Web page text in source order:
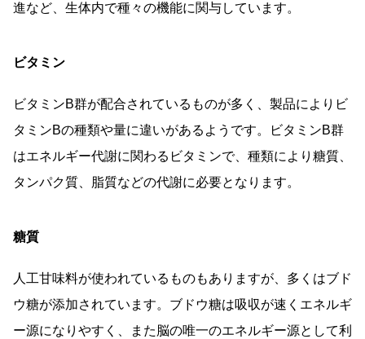
進など、生体内で種々の機能に関与しています。
ビタミン
ビタミンB群が配合されているものが多く、製品によりビ
タミンBの種類や量に違いがあるようです。ビタミンB群
はエネルギー代謝に関わるビタミンで、種類により糖質、
タンパク質、脂質などの代謝に必要となります。
糖質
人工甘味料が使われているものもありますが、多くはブド
ウ糖が添加されています。ブドウ糖は吸収が速くエネルギ
ー源になりやすく、また脳の唯一のエネルギー源として利